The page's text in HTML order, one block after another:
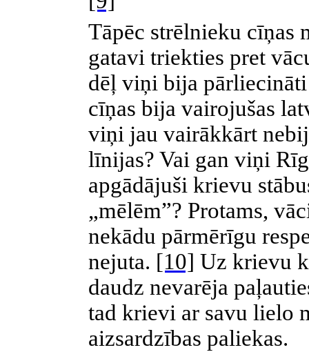
Tāpēc strēlnieku cīņas
gatavi triekties pret
dēļ viņi bija
cīņas bija vairojušas
viņi jau vairākkārt
līnijas? Vai gan viņi
apgādājuši krievu
„mēlēm”? Protams,
nekādu pārmērīgu
nejuta. [10] Uz krievu
daudz nevarēja
tad krievi ar savu lielo
aizsardzības paliekas.